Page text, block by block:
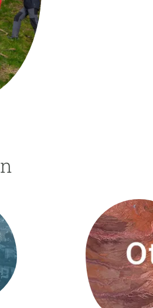
académicas
PF
ERC
de másteres y doctorado
sabático
formación